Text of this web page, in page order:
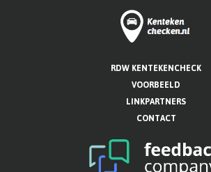
RDW KENTEKENCHECK
VOORBEELD
LINKPARTNERS
CONTACT